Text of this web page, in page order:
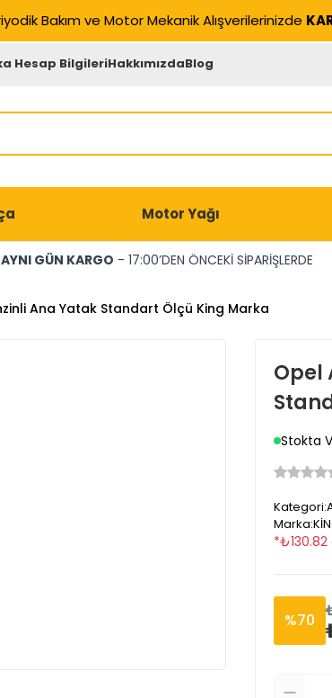
Bakım ve Motor Mekanik Alışverilerinizde
Hesap BilgileriHakkımızdaBlog
Motor Yağı
AYNI GÜN KARGO - 17:00’DEN ÖNCEKİ SİPARİŞLERDE
Ana Yatak Standart Ölçü King Marka
Opel
Stokta
Kategori:
Marka:
*₺130.82
%70